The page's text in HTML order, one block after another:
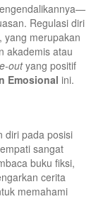
Regulasi diri
yang merupakan
akademis atau
outyang positif
Emosional ini.
diri pada posisi
sangat
buku fiksi,
cerita
memahami